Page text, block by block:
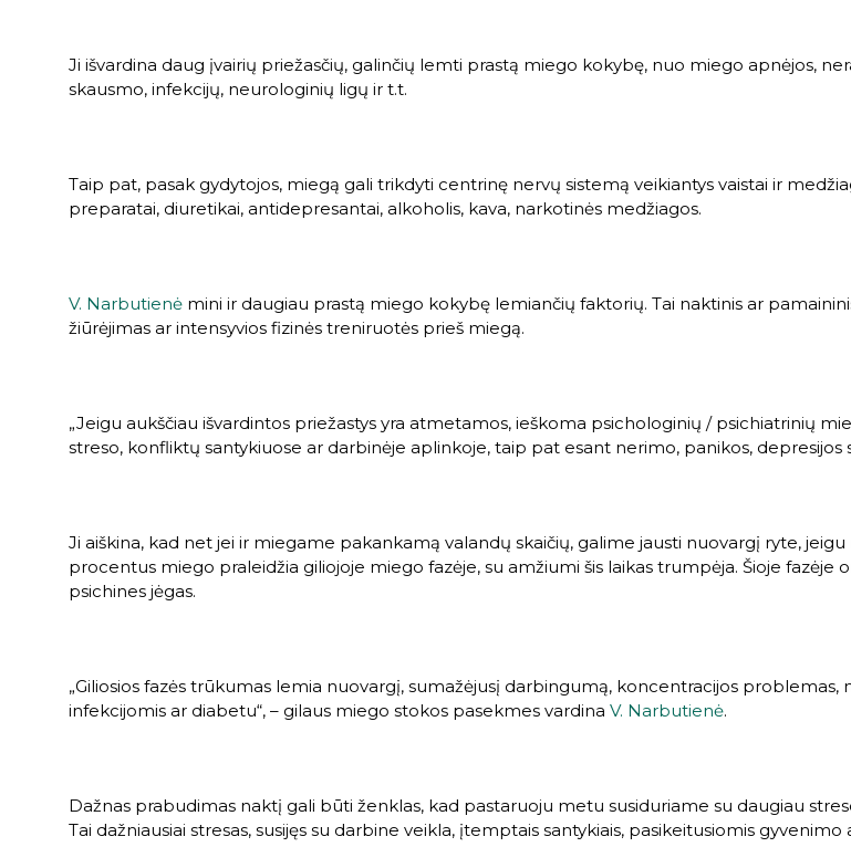
Ji išvardina daug įvairių priežasčių, galinčių lemti prastą miego kokybę, nuo miego apnėjos,
skausmo, infekcijų, neurologinių ligų ir t.t.
Taip pat, pasak gydytojos, miegą gali trikdyti centrinę nervų sistemą veikiantys vaistai ir
preparatai, diuretikai, antidepresantai, alkoholis, kava, narkotinės medžiagos.
V. Narbutienė mini ir daugiau prastą miego kokybę lemiančių faktorių. Tai naktinis ar
žiūrėjimas ar intensyvios fizinės treniruotės prieš miegą.
„Jeigu aukščiau išvardintos priežastys yra atmetamos, ieškoma psichologinių / psichiatrinių
streso, konfliktų santykiuose ar darbinėje aplinkoje, taip pat esant nerimo, panikos, depresijos
Ji aiškina, kad net jei ir miegame pakankamą valandų skaičių, galime jausti nuovargį ryte,
procentus miego praleidžia giliojoje miego fazėje, su amžiumi šis laikas trumpėja. Šioje
psichines jėgas.
„Giliosios fazės trūkumas lemia nuovargį, sumažėjusį darbingumą, koncentracijos
infekcijomis ar diabetu“, – gilaus miego stokos pasekmes vardina V. Narbutienė.
Dažnas prabudimas naktį gali būti ženklas, kad pastaruoju metu susiduriame su daugiau
Tai dažniausiai stresas, susijęs su darbine veikla, įtemptais santykiais, pasikeitusiomis